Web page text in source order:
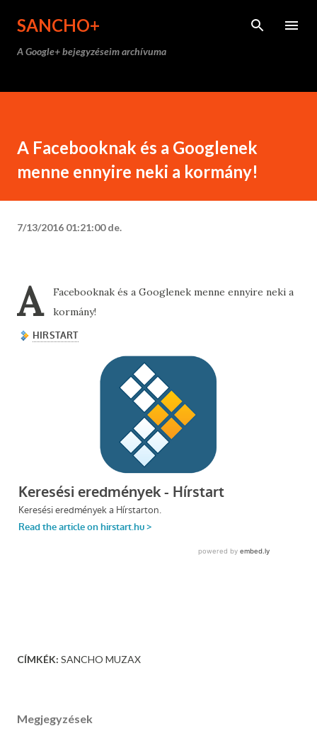
SANCHO+
A Google+ bejegyzéseim archívuma
A Facebooknak és a Googlenek
menne ennyire neki a kormány!
7/13/2016 01:21:00 de.
A
Facebooknak és a Googlenek menne ennyire neki a
kormány!
CÍMKÉK: SANCHO MUZAX
Megjegyzések